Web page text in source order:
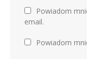
Powiadom
email.
Powiadom